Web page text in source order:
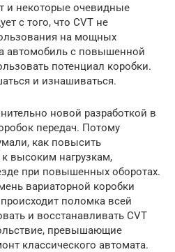
и некоторые очевидные
с того, что CVT не
на мощных
автомобиль с повышенной
потенциал коробки.
и изнашиваться.
новой разработкой в
передач. Потому
как повысить
к высоким нагрузкам,
при повышенных оборотах.
вариаторной коробки
поломка всей
и восстанавливать CVT
превышающие
классического автомата.